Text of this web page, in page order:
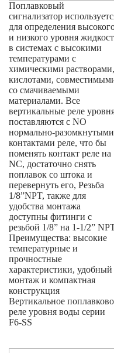
Поплавковый
сигнализатор
для определения
и низкого уровня
в системах с высокими
температурами с
химическими растворами,
кислотами,
со смачиваемыми
материалами. Все
вертикальные реле
поставляются с NO
нормально-разомкнутыми
контактами реле, что бы
поменять контакт реле на
NC, достаточно снять
поплавок со штока и
перевернуть его, Резьба
1/8”NPT, также для
удобства монтажа
доступны фитинги с
резьбой 1/8” на 1-1/2”
Преимущества: высокие
температурные и
прочностные
характеристики, удобный
монтаж и компактная
конструкция
Вертикальное
реле уровня воды серии
F6-SS